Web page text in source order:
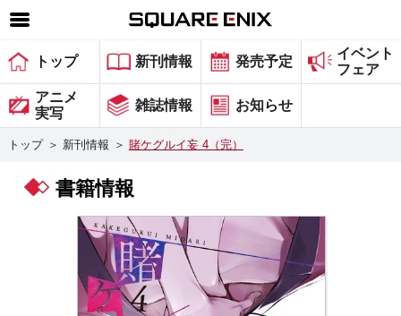
SQUARE ENIX 公式サイトメニュー
ゲーム
マガジン＆ブックス
グッズ
トップ 新刊情報 発売予定
イベント
フェア
アニメ
実写
雑誌情報 お知らせ
トップ ＞ 新刊情報 ＞ 賭ケグルイ妄 4（完）
書籍情報